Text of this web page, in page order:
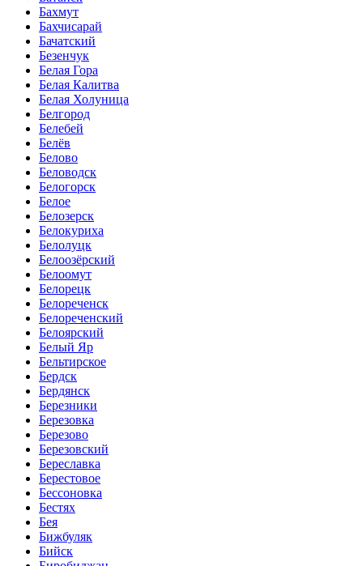
Бахмут
Бахчисарай
Бачатский
Безенчук
Белая Гора
Белая Калитва
Белая Холуница
Белгород
Белебей
Белёв
Белово
Беловодск
Белогорск
Белое
Белозерск
Белокуриха
Белолуцк
Белоозёрский
Белоомут
Белорецк
Белореченск
Белореченский
Белоярский
Белый Яр
Бельтирское
Бердск
Бердянск
Березники
Березовка
Березово
Березовский
Береславка
Берестовое
Бессоновка
Бестях
Бея
Бижбуляк
Бийск